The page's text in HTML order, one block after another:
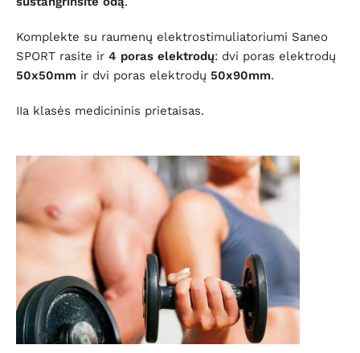
Komplekte su raumenų elektrostimuliatoriumi Saneo
SPORT rasite ir 4 poras elektrodų: dvi poras elektrodų
50x50mm ir dvi poras elektrodų 50x90mm.
IIa klasės medicininis prietaisas.